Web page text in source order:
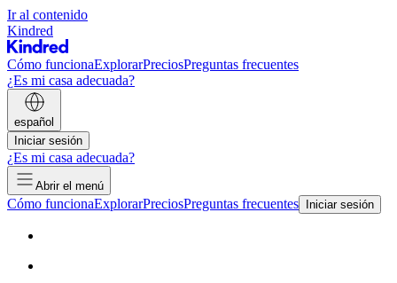
Ir al contenido
Kindred
Cómo funcionaExplorarPreciosPreguntas frecuentes
¿Es mi casa adecuada?
español
Iniciar sesión
¿Es mi casa adecuada?
Abrir el menú
Cómo funcionaExplorarPreciosPreguntas frecuentes Iniciar sesión